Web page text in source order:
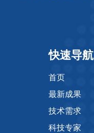
快速导航
首页
最新成果
技术需求
科技专家